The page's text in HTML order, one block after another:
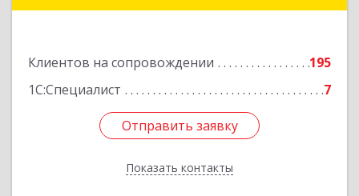
Клиентов на сопровождении
195
1С:Специалист
7
Отправить заявку
Показать контакты
Отправить заявку
Назад